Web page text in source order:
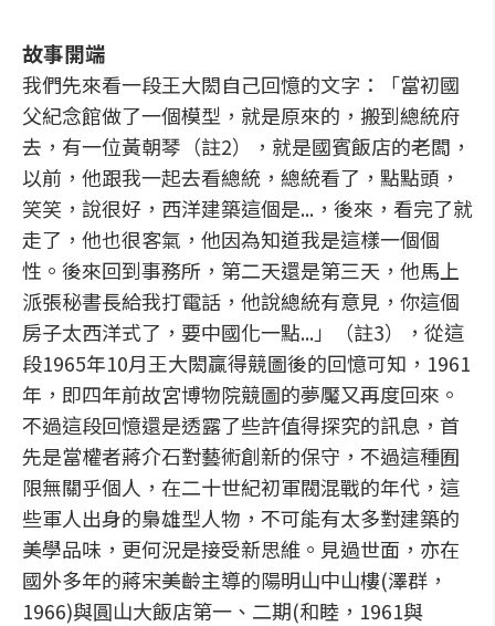
故事開端
我們先來看一段王大閎自己回憶的文字：「當初國
父紀念館做了一個模型，就是原來的，搬到總統府
去，有一位黃朝琴（註2），就是國賓飯店的老闆，
以前，他跟我一起去看總統，總統看了，點點頭，
笑笑，說很好，西洋建築這個是...，後來，看完了就
走了，他也很客氣，他因為知道我是這樣一個個
性。後來回到事務所，第二天還是第三天，他馬上
派張秘書長給我打電話，他說總統有意見，你這個
房子太西洋式了，要中國化一點...」（註3），從這
段1965年10月王大閎贏得競圖後的回憶可知，1961
年，即四年前故宮博物院競圖的夢魘又再度回來。
不過這段回憶還是透露了些許值得探究的訊息，首
先是當權者蔣介石對藝術創新的保守，不過這種囿
限無關乎個人，在二十世紀初軍閥混戰的年代，這
些軍人出身的梟雄型人物，不可能有太多對建築的
美學品味，更何況是接受新思維。見過世面，亦在
國外多年的蔣宋美齡主導的陽明山中山樓(澤群，
1966)與圓山大飯店第一、二期(和睦，1961與